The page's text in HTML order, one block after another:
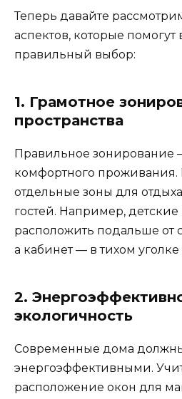
Теперь давайте
аспектов, которые помогут
правильный выбор:
1. Грамотное
пространства
Правильное зонирование
комфортного проживания.
отдельные зоны для
гостей. Например,
расположить подальше от
а кабинет — в тихом
2.
экологичность
Современные дома
энергоэффективными.
расположение окон для